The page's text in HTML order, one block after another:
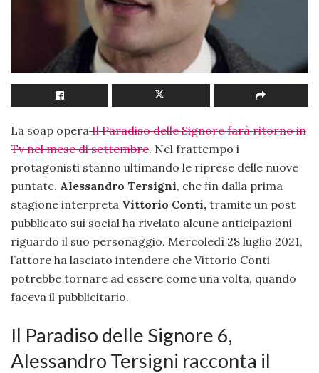
La soap operaIl Paradiso delle Signore farà ritorno in
Tv nel mese di settembre. Nel frattempo i
protagonisti stanno ultimando le riprese delle nuove
puntate. Alessandro Tersigni, che fin dalla prima
stagione interpreta Vittorio Conti, tramite un post
pubblicato sui social ha rivelato alcune anticipazioni
riguardo il suo personaggio. Mercoledì 28 luglio 2021,
l’attore ha lasciato intendere che Vittorio Conti
potrebbe tornare ad essere come una volta, quando
faceva il pubblicitario.
Il Paradiso delle Signore 6,
Alessandro Tersigni racconta il